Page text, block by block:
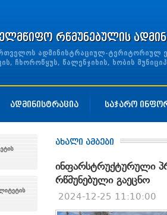
რწმუნებულის
ადმინისტრაციულ-ტერიტორიულ
ჩხოროწყუს, წალენჯიხის, ხობის
ადმინისტრაცია საჯარო
ახალი ამბები
ინფარსტრუქტურული
რწმუნებული გაეცნო
2024-12-25 11:10:00